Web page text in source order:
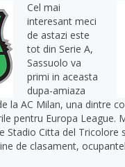
Cel mai
interesant meci
de astazi este
tot din Serie A,
Sassuolo va
primi in aceasta
dupa-amiaza
la AC Milan, una dintre
pentru Europa League.
Stadio Citta del Tricolore
de clasament,